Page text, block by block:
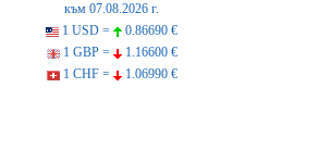
към 07.08.2026 г.
1 USD =
0.86690 €
1 GBP =
1.16600 €
1 CHF =
1.06990 €